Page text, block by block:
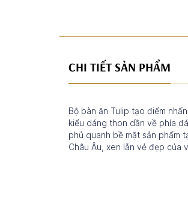
CHI TIẾT SẢN PHẨM
Bộ bàn ăn Tulip tạo điểm
kiểu dáng thon dần về phía
phủ quanh bề mặt sản phẩm
Châu Âu, xen lẫn vẻ đẹp của